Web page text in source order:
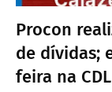
Procon
de dívidas;
feira na CDL